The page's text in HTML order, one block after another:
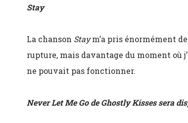
Stay
La chanson Staym’a pris énormément
rupture, mais davantage du moment où
ne pouvait pas fonctionner.
Never Let Me Go de Ghostly Kisses sera